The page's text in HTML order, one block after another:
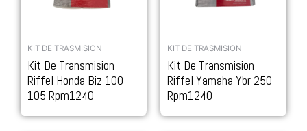
KIT DE TRASMISION
Kit De Transmision
Riffel Honda Biz 100
105 Rpm1240
KIT DE TRASMISION
Kit De Transmision
Riffel Yamaha Ybr 250
Rpm1240